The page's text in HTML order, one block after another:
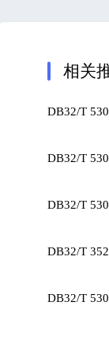
相关
DB32/T
DB32/T
DB32/T
DB32/T
DB32/T